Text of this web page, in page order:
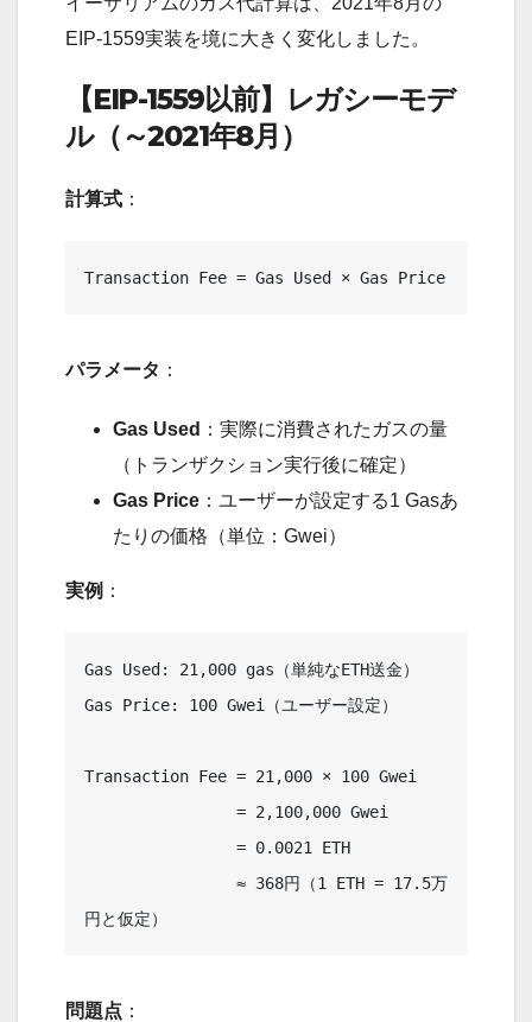
EIP-1559実装を境に大きく変化しました。
【EIP-1559以前】レガシーモデ
ル（～2021年8月）
計算式 ：
パラメータ ：
Gas Used ：実際に消費されたガスの量
（トランザクション実行後に確定）
Gas Price ：ユーザーが設定する1 Gasあ
たりの価格（単位：Gwei）
実例 ：
Gas Used: 21,000 gas（単純なETH送金）
Gas Price: 100 Gwei（ユーザー設定）
Transaction Fee = 21,000 × 100 Gwei
問題点 ：